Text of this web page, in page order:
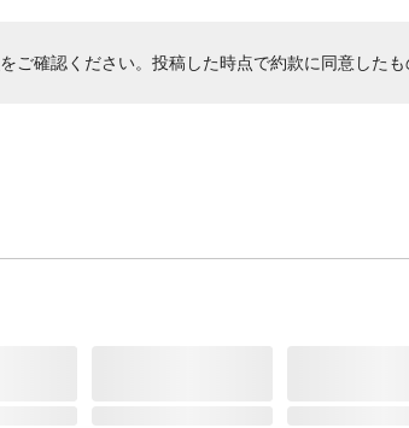
をご確認ください。投稿した時点で約款に同意したも